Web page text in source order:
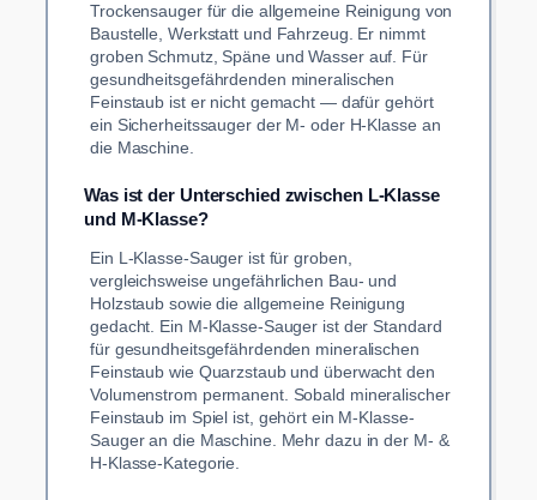
Trockensauger für die allgemeine Reinigung von
Baustelle, Werkstatt und Fahrzeug. Er nimmt
groben Schmutz, Späne und Wasser auf. Für
gesundheitsgefährdenden mineralischen
Feinstaub ist er nicht gemacht — dafür gehört
ein Sicherheitssauger der M- oder H-Klasse an
die Maschine.
Was ist der Unterschied zwischen L-Klasse
und M-Klasse?
Ein L-Klasse-Sauger ist für groben,
vergleichsweise ungefährlichen Bau- und
Holzstaub sowie die allgemeine Reinigung
gedacht. Ein M-Klasse-Sauger ist der Standard
für gesundheitsgefährdenden mineralischen
Feinstaub wie Quarzstaub und überwacht den
Volumenstrom permanent. Sobald mineralischer
Feinstaub im Spiel ist, gehört ein M-Klasse-
Sauger an die Maschine. Mehr dazu in der M- &
H-Klasse-Kategorie.